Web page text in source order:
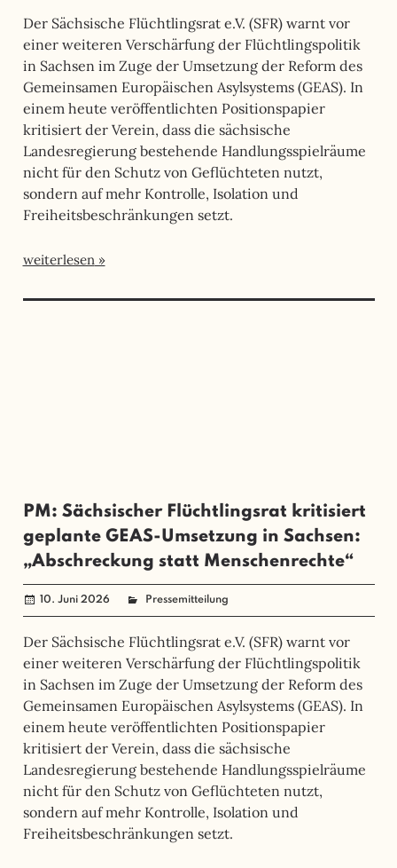
Der Sächsische Flüchtlingsrat e.V. (SFR) warnt vor
einer weiteren Verschärfung der Flüchtlingspolitik
in Sachsen im Zuge der Umsetzung der Reform des
Gemeinsamen Europäischen Asylsystems (GEAS). In
einem heute veröffentlichten Positionspapier
kritisiert der Verein, dass die sächsische
Landesregierung bestehende Handlungsspielräume
nicht für den Schutz von Geflüchteten nutzt,
sondern auf mehr Kontrolle, Isolation und
Freiheitsbeschränkungen setzt.
weiterlesen
PM: Sächsischer Flüchtlingsrat kritisiert
geplante GEAS-Umsetzung in Sachsen:
„Abschreckung statt Menschenrechte“
10. Juni 2026 angela mueller
Pressemitteilung
Der Sächsische Flüchtlingsrat e.V. (SFR) warnt vor
einer weiteren Verschärfung der Flüchtlingspolitik
in Sachsen im Zuge der Umsetzung der Reform des
Gemeinsamen Europäischen Asylsystems (GEAS). In
einem heute veröffentlichten Positionspapier
kritisiert der Verein, dass die sächsische
Landesregierung bestehende Handlungsspielräume
nicht für den Schutz von Geflüchteten nutzt,
sondern auf mehr Kontrolle, Isolation und
Freiheitsbeschränkungen setzt.